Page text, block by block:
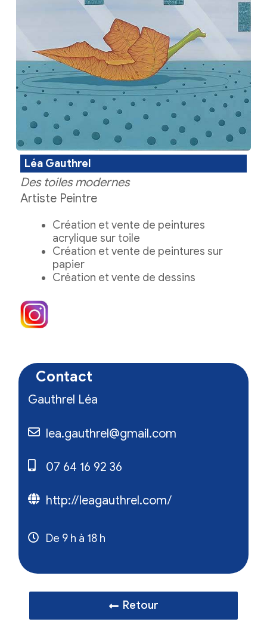
Léa Gauthrel
Des toiles modernes
Artiste Peintre
Création et vente de peintures
acrylique sur toile
Création et vente de peintures sur
papier
Création et vente de dessins
Contact
Gauthrel Léa
lea.gauthrel@gmail.com
07 64 16 92 36
http://leagauthrel.com/
De 9 h à 18 h
Retour